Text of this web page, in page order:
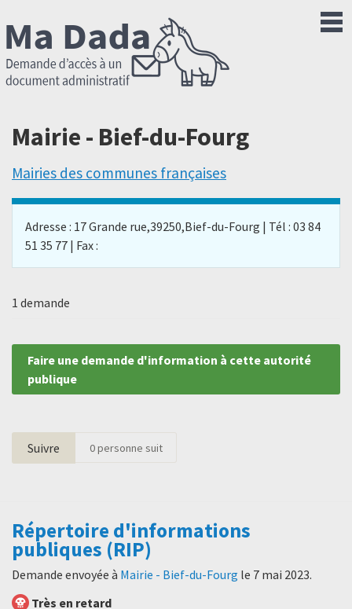
Mairie - Bief-du-Fourg
Mairies des communes françaises
Adresse : 17 Grande rue,39250,Bief-du-Fourg | Tél : 03 84
51 35 77 | Fax :
1 demande
Faire une demande d'information à cette autorité
publique
Suivre 0personne suit
Répertoire d'informations
publiques (RIP)
Demande envoyée à Mairie - Bief-du-Fourg le 7 mai 2023.
Très en retard